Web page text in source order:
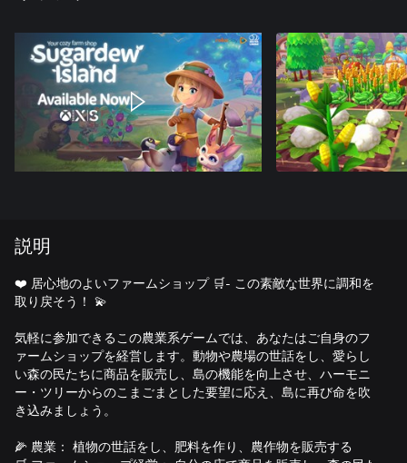
説明
❤️ 居心地のよいファームショップ 🛒- この素敵な世界に調和を
取り戻そう！ 💫
気軽に参加できるこの農業系ゲームでは、あなたはご自身のフ
ァームショップを経営します。動物や農場の世話をし、愛らし
い森の民たちに商品を販売し、島の機能を向上させ、ハーモニ
ー・ツリーからのこまごまとした要望に応え、島に再び命を吹
き込みましょう。
🌽 農業： 植物の世話をし、肥料を作り、農作物を販売する